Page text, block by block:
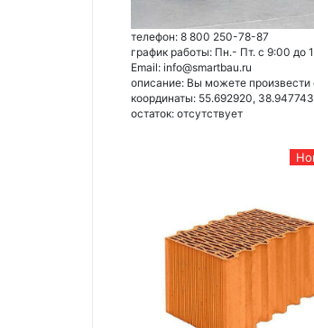
телефон: 8 800 250-78-87
график работы: Пн.- Пт. с 9:00 до
Email: info@smartbau.ru
описание: Вы можете произвести
координаты: 55.692920, 38.947743
остаток: отсутствует